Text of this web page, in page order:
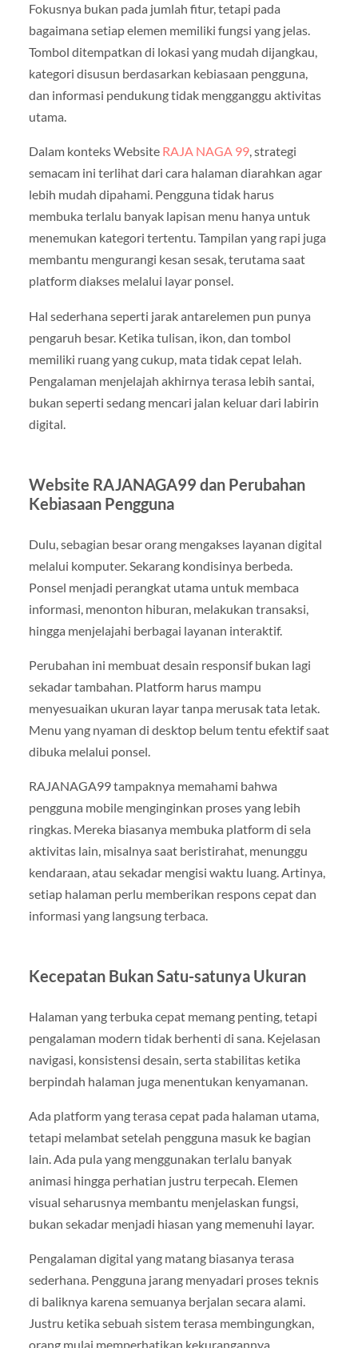
Fokusnya bukan pada jumlah fitur, tetapi pada
bagaimana setiap elemen memiliki fungsi yang jelas.
Tombol ditempatkan di lokasi yang mudah dijangkau,
kategori disusun berdasarkan kebiasaan pengguna,
dan informasi pendukung tidak mengganggu aktivitas
utama.
Dalam konteks Website RAJA NAGA 99, strategi
semacam ini terlihat dari cara halaman diarahkan agar
lebih mudah dipahami. Pengguna tidak harus
membuka terlalu banyak lapisan menu hanya untuk
menemukan kategori tertentu. Tampilan yang rapi juga
membantu mengurangi kesan sesak, terutama saat
platform diakses melalui layar ponsel.
Hal sederhana seperti jarak antarelemen pun punya
pengaruh besar. Ketika tulisan, ikon, dan tombol
memiliki ruang yang cukup, mata tidak cepat lelah.
Pengalaman menjelajah akhirnya terasa lebih santai,
bukan seperti sedang mencari jalan keluar dari labirin
digital.
Website RAJANAGA99 dan Perubahan
Kebiasaan Pengguna
Dulu, sebagian besar orang mengakses layanan digital
melalui komputer. Sekarang kondisinya berbeda.
Ponsel menjadi perangkat utama untuk membaca
informasi, menonton hiburan, melakukan transaksi,
hingga menjelajahi berbagai layanan interaktif.
Perubahan ini membuat desain responsif bukan lagi
sekadar tambahan. Platform harus mampu
menyesuaikan ukuran layar tanpa merusak tata letak.
Menu yang nyaman di desktop belum tentu efektif saat
dibuka melalui ponsel.
RAJANAGA99 tampaknya memahami bahwa
pengguna mobile menginginkan proses yang lebih
ringkas. Mereka biasanya membuka platform di sela
aktivitas lain, misalnya saat beristirahat, menunggu
kendaraan, atau sekadar mengisi waktu luang. Artinya,
setiap halaman perlu memberikan respons cepat dan
informasi yang langsung terbaca.
Kecepatan Bukan Satu-satunya Ukuran
Halaman yang terbuka cepat memang penting, tetapi
pengalaman modern tidak berhenti di sana. Kejelasan
navigasi, konsistensi desain, serta stabilitas ketika
berpindah halaman juga menentukan kenyamanan.
Ada platform yang terasa cepat pada halaman utama,
tetapi melambat setelah pengguna masuk ke bagian
lain. Ada pula yang menggunakan terlalu banyak
animasi hingga perhatian justru terpecah. Elemen
visual seharusnya membantu menjelaskan fungsi,
bukan sekadar menjadi hiasan yang memenuhi layar.
Pengalaman digital yang matang biasanya terasa
sederhana. Pengguna jarang menyadari proses teknis
di baliknya karena semuanya berjalan secara alami.
Justru ketika sebuah sistem terasa membingungkan,
orang mulai memperhatikan kekurangannya.